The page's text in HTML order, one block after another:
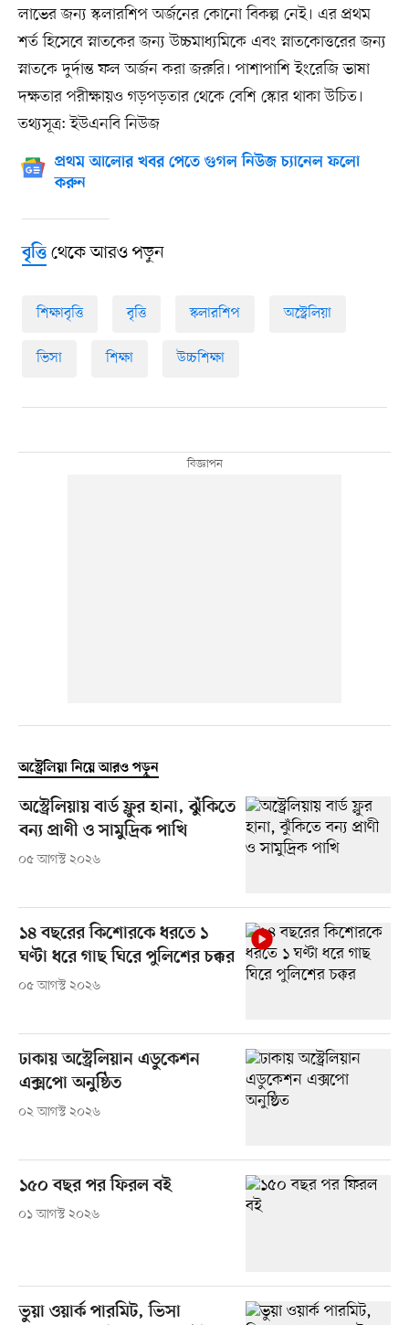
লাভের জন্য স্কলারশিপ অর্জনের কোনো বিকল্প নেই। এর প্রথম
শর্ত হিসেবে স্নাতকের জন্য উচ্চমাধ্যমিকে এবং স্নাতকোত্তরের জন্য
স্নাতকে দুর্দান্ত ফল অর্জন করা জরুরি। পাশাপাশি ইংরেজি ভাষা
দক্ষতার পরীক্ষায়ও গড়পড়তার থেকে বেশি স্কোর থাকা উচিত।
তথ্যসূত্র: ইউএনবি নিউজ
প্রথম আলোর খবর পেতে গুগল নিউজ চ্যানেল ফলো
করুন
বৃত্তিথেকে আরও পড়ুন
শিক্ষাবৃত্তি বৃত্তি স্কলারশিপ অস্ট্রেলিয়া
ভিসা শিক্ষা উচ্চশিক্ষা
অস্ট্রেলিয়া নিয়ে আরও পড়ুন
অস্ট্রেলিয়ায় বার্ড ফ্লুর হানা, ঝুঁকিতে
বন্য প্রাণী ও সামুদ্রিক পাখি
০৫ আগস্ট ২০২৬
১৪ বছরের কিশোরকে ধরতে ১
ঘণ্টা ধরে গাছ ঘিরে পুলিশের চক্কর
০৫ আগস্ট ২০২৬
ঢাকায় অস্ট্রেলিয়ান এডুকেশন
এক্সপো অনুষ্ঠিত
০২ আগস্ট ২০২৬
১৫০ বছর পর ফিরল বই
০১ আগস্ট ২০২৬
ভুয়া ওয়ার্ক পারমিট, ভিসা